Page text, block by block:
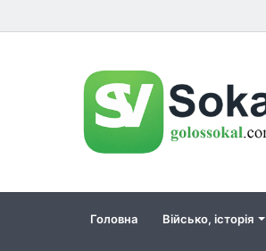
Головна Військо, історія